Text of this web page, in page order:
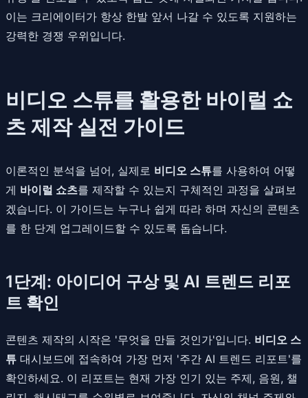
이는 크리에이터가 항상 한발 앞서 나갈 수 있도록 지원하는
강력한 경쟁 우위입니다.
비디오 스튜를 활용한 바이럴 쇼
츠 제작 실전 가이드
이론적인 분석을 넘어, 실제로 비디오 스튜를 사용하여 어떻
게 바이럴 쇼츠를 제작할 수 있는지 구체적인 과정을 살펴보
겠습니다. 이 가이드는 누구나 쉽게 따라 하며 자신의 콘텐츠
를 한 단계 업그레이드할 수 있도록 돕습니다.
1단계: 아이디어 구상 및 AI 트렌드 리포
트 확인
콘텐츠 제작의 시작은 '무엇을 만들 것인가'입니다. 비디오 스
튜 대시보드에 접속하여 가장 먼저 '주간 AI 트렌드 리포트'를
확인하세요. 이 리포트는 현재 가장 인기 있는 주제, 음원, 챌